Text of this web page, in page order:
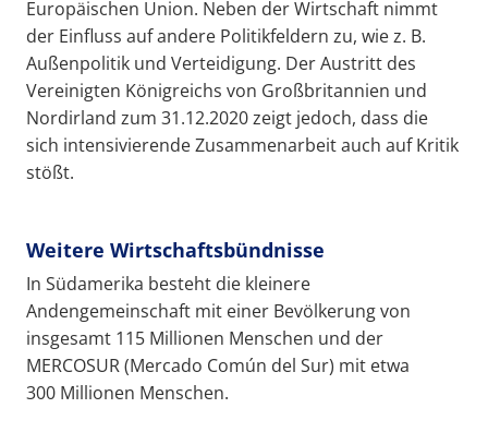
Europäischen Union. Neben der Wirtschaft nimmt
der Einfluss auf andere Politikfeldern zu, wie z. B.
Außenpolitik und Verteidigung. Der Austritt des
Vereinigten Königreichs von Großbritannien und
Nordirland zum 31.12.2020 zeigt jedoch, dass die
sich intensivierende Zusammenarbeit auch auf Kritik
stößt.
Weitere Wirtschaftsbündnisse
In Südamerika besteht die kleinere
Andengemeinschaft mit einer Bevölkerung von
insgesamt 115 Millionen Menschen und der
MERCOSUR (Mercado Común del Sur) mit etwa
300 Millionen Menschen.